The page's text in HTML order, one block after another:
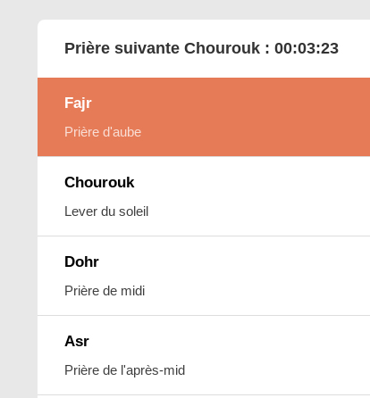
Prière suivante Chourouk : 00:03:22
Fajr
Prière d'aube
Chourouk
Lever du soleil
Dohr
Prière de midi
Asr
Prière de l'après-mid